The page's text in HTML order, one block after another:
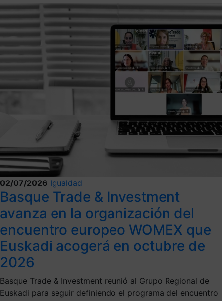
02/07/2026 Igualdad
Basque Trade & Investment
avanza en la organización del
encuentro europeo WOMEX que
Euskadi acogerá en octubre de
2026
Basque Trade & Investment reunió al Grupo Regional de
Euskadi para seguir definiendo el programa del encuentro